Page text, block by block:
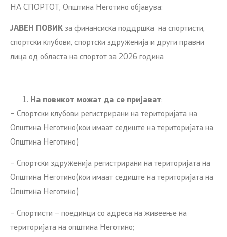
НА СПОРТОТ, Општина Неготино објавува:
ЈАВЕН ПОВИК за финансиска поддршка на спортисти,
спортски клубови, спортски здруженија и други правни
лица од областа на спортот за 2026 година
На повикот можат да се пријават:
– Спортски клубови регистрирани на територијата на
Општина Неготино(кои имаат седиште на територијата на
Општина Неготино)
– Спортски здруженија регистрирани на територијата на
Општина Неготино(кои имаат седиште на територијата на
Општина Неготино)
– Спортисти – поединци со адреса на живеење на
територијата на општина Неготино;